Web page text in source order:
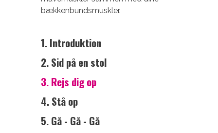
bækkenbundsmuskler.
1. Introduktion
2. Sid på en stol
3. Rejs dig op
4. Stå op
5. Gå - Gå - Gå